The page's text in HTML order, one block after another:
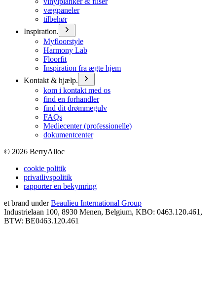
vægpaneler
tilbehør
Inspiration.
Myfloorstyle
Harmony Lab
Floorfit
Inspiration fra ægte hjem
Kontakt & hjælp.
kom i kontakt med os
find en forhandler
find dit drømmegulv
FAQs
Mediecenter (professionelle)
dokumentcenter
© 2026 BerryAlloc
cookie politik
privatlivspolitik
rapporter en bekymring
et brand under Beaulieu International Group
Industrielaan 100, 8930 Menen, Belgium, KBO: 0463.120.461,
BTW: BE0463.120.461